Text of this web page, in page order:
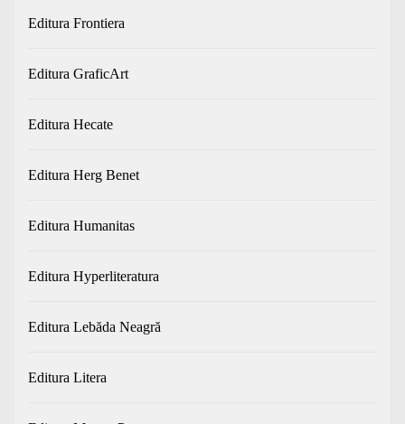
Editura Frontiera
Editura GraficArt
Editura Hecate
Editura Herg Benet
Editura Humanitas
Editura Hyperliteratura
Editura Lebăda Neagră
Editura Litera